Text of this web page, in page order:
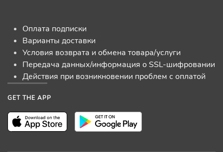
Оплата подписки
Варианты доставки
Условия возврата и обмена товара/услуги
Передача данных/информация о SSL-шифровании
Действия при возникновении проблем с оплатой
GET THE APP